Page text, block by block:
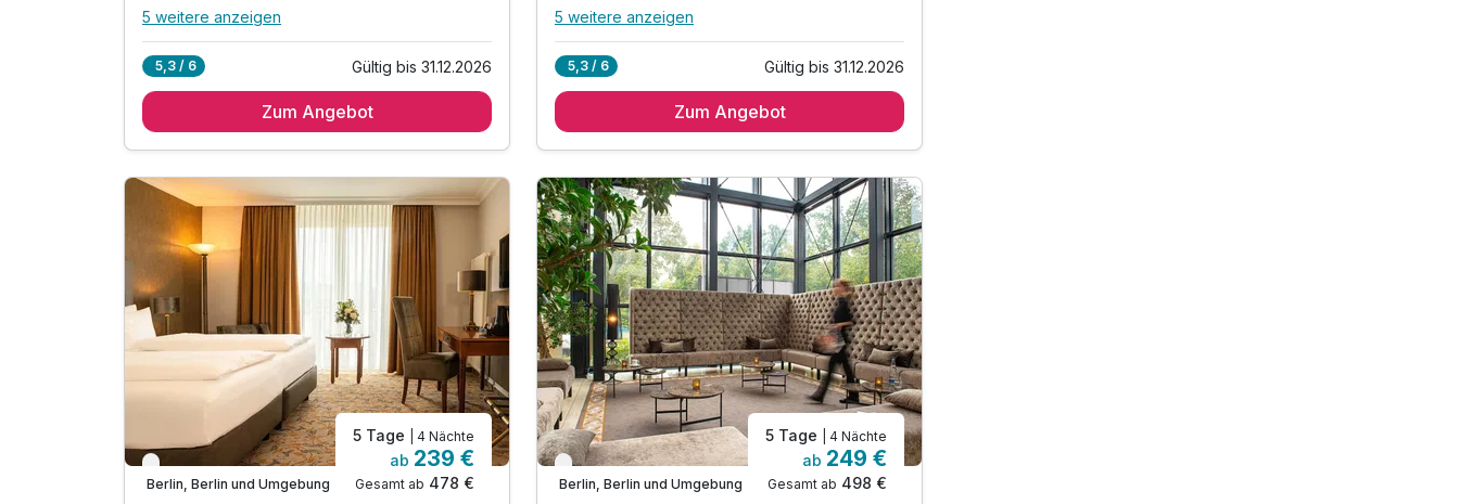
Alle Inklusivleistungen
Zimmerkategorie
2 x reichhaltiges Frühstück vom Buffet
1 x Stadtplan von Berlin
1 x Flasche Mineralwasser auf dem Zimmer
inkl. "hop on hop off" - Tour durch Berlin
inkl. garantierter Spätabreise bis 12 Uhr
inkl. WLAN-Nutzung im gesamten Hotel
inkl. Festnetz-Telefonie
5 weitere anzeigen
5,3 / 6 Gültig bis 31.12.2026
Zum Angebot
Alle Inklusivleistungen
Zimmerkategorie
3 x reichhaltiges Frühstück vom Buffet
1 x Stadtplan von Berlin
1 x Flasche Mineralwasser auf dem Zimmer
inkl. "hop on hop off" - Tour durch Berlin
inkl. garantierter Spätabreise bis 12 Uhr
inkl. WLAN-Nutzung im gesamten Hotel
inkl. Festnetz-Telefonie
5 weitere anzeigen
5,3 / 6 Gültig bis 31.12.2026
Zum Angebot
Verfügbar bis Dezember
Berlin, Berlin und Umgebung
5 Tage | 4 Nächte
ab 239 €
Gesamt ab 478 €
Verfügbar bis Dezember
Berlin, Berlin und Umgebung
5 Tage | 4 Nächte
ab 249 €
Gesamt ab 498 €